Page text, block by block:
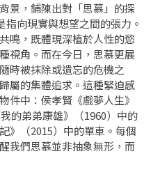
景，鋪陳出對「思慕」的探
向現實與想望之間的張力。
鳴，既體現深植於人性的慾
視角。而在今日，思慕更展
時被抹除或遺忘的危機之
屬的集體追求。這種緊迫感
件中：侯孝賢《戲夢人生》
的弟弟康雄》（1960）中的
》（2015）中的單車。每個
我們思慕並非抽象無形，而